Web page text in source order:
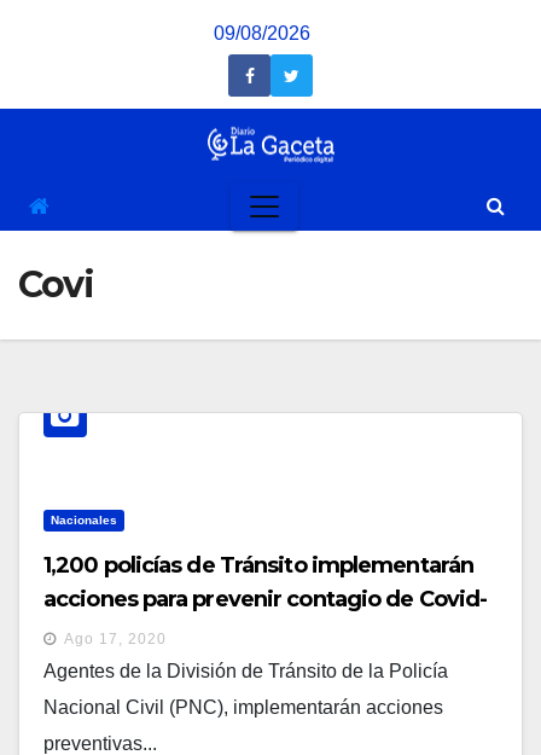
09/08/2026
Covi
Nacionales
1,200 policías de Tránsito implementarán
acciones para prevenir contagio de Covid-
19 en reapertura económica
Ago 17, 2020
Agentes de la División de Tránsito de la Policía
Nacional Civil (PNC), implementarán acciones
preventivas...